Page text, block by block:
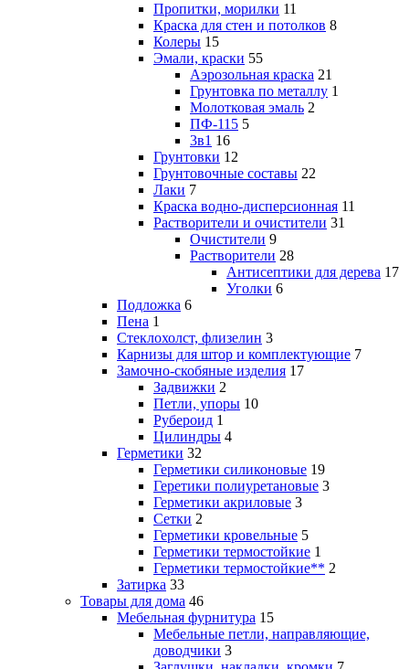
Пропитки, морилки 11
Краска для стен и потолков 8
Колеры 15
Эмали, краски 55
Аэрозольная краска 21
Грунтовка по металлу 1
Молотковая эмаль 2
ПФ-115 5
3в1 16
Грунтовки 12
Грунтовочные составы 22
Лаки 7
Краска водно-дисперсионная 11
Растворители и очистители 31
Очистители 9
Растворители 28
Антисептики для дерева 17
Уголки 6
Подложка 6
Пена 1
Стеклохолст, флизелин 3
Карнизы для штор и комплектующие 7
Замочно-скобяные изделия 17
Задвижки 2
Петли, упоры 10
Рубероид 1
Цилиндры 4
Герметики 32
Герметики силиконовые 19
Геретики полиуретановые 3
Герметики акриловые 3
Сетки 2
Герметики кровельные 5
Герметики термостойкие 1
Герметики термостойкие** 2
Затирка 33
Товары для дома 46
Мебельная фурнитура 15
Мебельные петли, направляющие,
доводчики 3